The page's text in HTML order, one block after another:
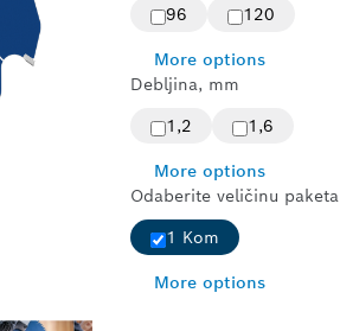
96
120
More options
Debljina, mm
1,2
1,6
More options
Odaberite veličinu paketa
1 Kom
More options